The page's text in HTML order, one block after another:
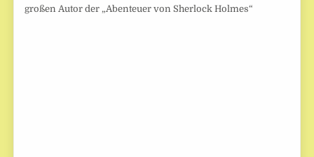
großen Autor der „Abenteuer von Sherlock Holmes“